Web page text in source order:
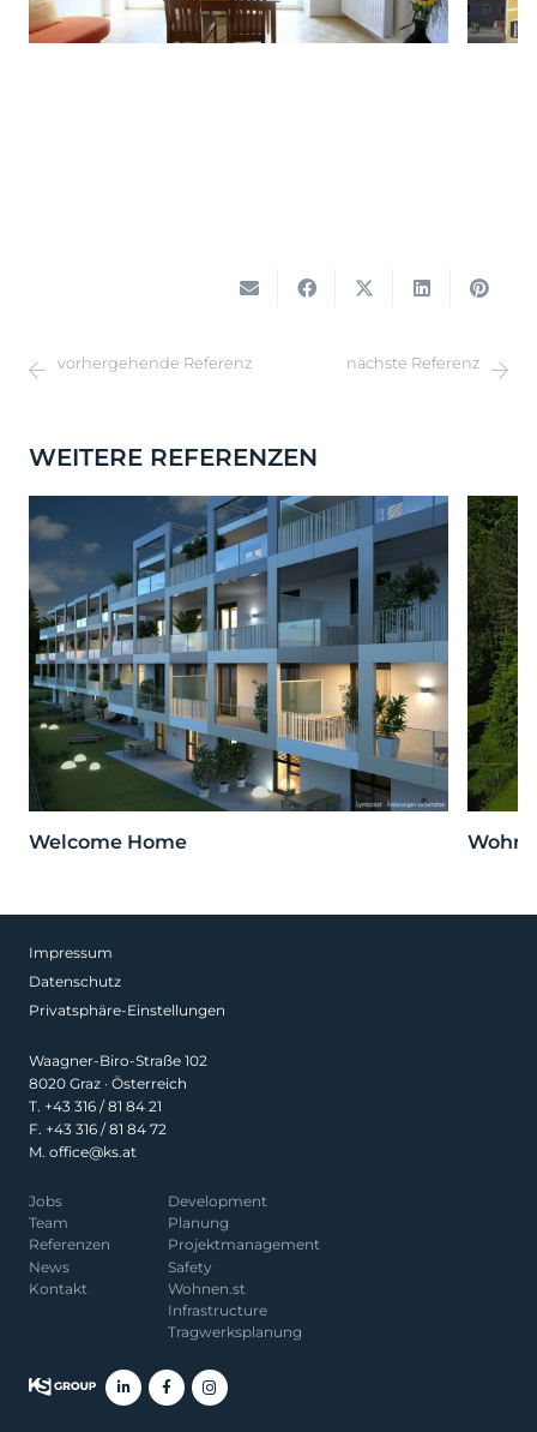
vorhergehende Referenz nächste Referenz
WEITERE REFERENZEN
Welcome Home
Impressum
Datenschutz
Privatsphäre-Einstellungen
Waagner-Biro-Straße 102
8020 Graz · Österreich
T. +43 316 / 81 84 21
F. +43 316 / 81 84 72
M. office@ks.at
Jobs
Team
Referenzen
News
Kontakt
Development
Planung
Projekt­management
Safety
Wohnen.st
Infrastructure
Tragwerksplanung